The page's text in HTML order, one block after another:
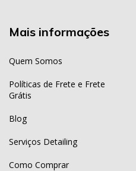
Mais informações
Quem Somos
Políticas de Frete e Frete
Grátis
Blog
Serviços Detailing
Como Comprar